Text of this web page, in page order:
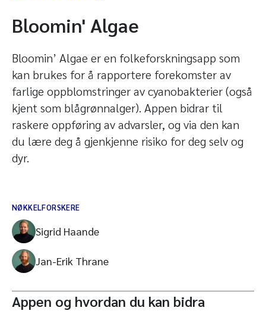
Bloomin' Algae
Bloomin’ Algae er en folkeforskningsapp som
kan brukes for å rapportere forekomster av
farlige oppblomstringer av cyanobakterier (også
kjent som blågrønnalger). Appen bidrar til
raskere oppføring av advarsler, og via den kan
du lære deg å gjenkjenne risiko for deg selv og
dyr.
NØKKELFORSKERE
Sigrid Haande
Jan-Erik Thrane
Appen og hvordan du kan bidra